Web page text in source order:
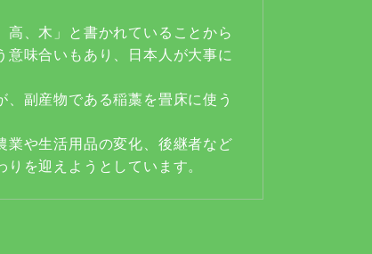
、木」と書かれていることから
意味合いもあり、日本人が大事に
副産物である稲藁を畳床に使う
業や生活用品の変化、後継者など
を迎えようとしています。